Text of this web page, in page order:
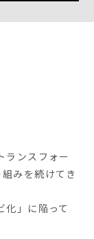
ランスフォー
みを続けてき
化」に陥って